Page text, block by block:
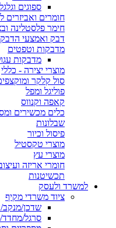
ספוגים
חומרים ואביזרים
חימר פלסטלינה
דבק ואמצעי
מדבקות וטפטים
מדבקות
מוצרי יצירה - כללי
סול קלקר
פוליגל ומפל
קאפה וקנווס
כלים מכשירים
שבלונות
פיסול וכיור
מוצרי טקסטיל
מוצרי עץ
חומרי אריזה
תכשיטנות
למשרד ולעסק
ציוד משרדי מקיף
שדכן/
סרגל/